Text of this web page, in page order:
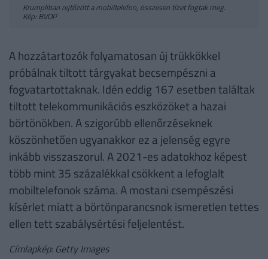
Krumpliban rejtőzött a mobiltelefon, összesen tízet fogtak meg.
Kép: BVOP
A hozzátartozók folyamatosan új trükkökkel
próbálnak tiltott tárgyakat becsempészni a
fogvatartottaknak. Idén eddig 167 esetben találtak
tiltott telekommunikációs eszközöket a hazai
börtönökben. A szigorúbb ellenőrzéseknek
köszönhetően ugyanakkor ez a jelenség egyre
inkább visszaszorul. A 2021-es adatokhoz képest
több mint 35 százalékkal csökkent a lefoglalt
mobiltelefonok száma. A mostani csempészési
kísérlet miatt a börtönparancsnok ismeretlen tettes
ellen tett szabálysértési feljelentést.
Címlapkép: Getty Images